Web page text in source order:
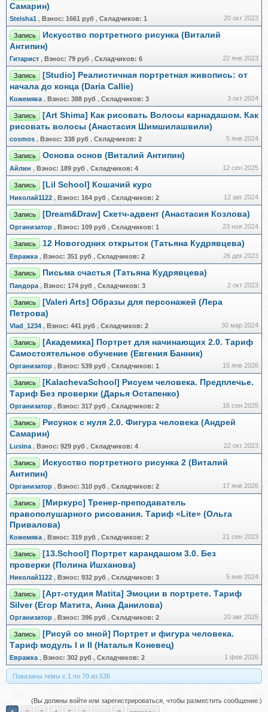
Самарин)
Steisha1 , Взнос: 1661 руб , Складчиков: 1 20 окт 2023
Запись
Искусство портретного рисунка (Виталий
Антипин)
Гитарист , Взнос: 79 руб , Складчиков: 6 22 янв 2023
Запись
[Studio] Реалистичная портретная живопись: от
начала до конца (Daria Callie)
Кожемяка , Взнос: 388 руб , Складчиков: 3 3 окт 2024
Запись
[Art Shima] Как рисовать Волосы карнадашом. Как
рисовать волосы (Анастасия Шимшилашвили)
cosmos , Взнос: 338 руб , Складчиков: 2 5 янв 2024
Запись Основа основ (Виталий Антипин)
Айлин , Взнос: 189 руб , Складчиков: 4 12 сен 2025
Запись [Lil School] Кошачий курс
Николай1122 , Взнос: 164 руб , Складчиков: 2 12 авг 2024
Запись [Dream&Draw] Скетч-адвент (Анастасия Козлова)
Организатор , Взнос: 109 руб , Складчиков: 1 23 ноя 2024
Запись 12 Новогодних открыток (Татьяна Кудрявцева)
Евражкa , Взнос: 351 руб , Складчиков: 2 26 дек 2023
Запись Письма счастья (Татьяна Кудрявцева)
Пандора , Взнос: 174 руб , Складчиков: 3 2 окт 2023
Запись
[Valeri Arts] Образы для персонажей (Лера
Петрова)
Vlad_1234 , Взнос: 441 руб , Складчиков: 2 30 мар 2024
Запись
[Академика] Портрет для начинающих 2.0. Тариф
Самостоятельное обучение (Евгения Банник)
Организатор , Взнос: 539 руб , Складчиков: 1 15 янв 2026
Запись
[KalachevaSchool] Рисуем человека. Предплечье.
Тариф Без проверки (Дарья Остапенко)
Организатор , Взнос: 317 руб , Складчиков: 2 16 сен 2025
Запись
Рисунок с нуля 2.0. Фигура человека (Андрей
Самарин)
Lusina , Взнос: 929 руб , Складчиков: 4 22 окт 2023
Запись
Искусство портретного рисунка 2 (Виталий
Антипин)
Организатор , Взнос: 310 руб , Складчиков: 2 17 янв 2026
Запись
[Миркурс] Тренер-преподаватель
правополушарного рисования. Тариф «Lite» (Ольга
Привалова)
Кожемяка , Взнос: 319 руб , Складчиков: 2 21 сен 2023
Запись
[13.School] Портрет карандашом 3.0. Без
проверки (Полина Ишханова)
Николай1122 , Взнос: 932 руб , Складчиков: 3 5 янв 2024
Запись
[Арт-студия Matita] Эмоции в портрете. Тариф
Silver (Егор Матита, Анна Данилова)
Организатор , Взнос: 396 руб , Складчиков: 2 20 авг 2025
Запись
[Рисуй со мной] Портрет и фигура человека.
Тариф модуль I и II (Наталья Коневец)
Евражкa , Взнос: 302 руб , Складчиков: 2 1 фев 2026
Показаны темы с 1 по 70 из 536
(Вы должны войти или зарегистрироваться, чтобы разместить сообщение.)